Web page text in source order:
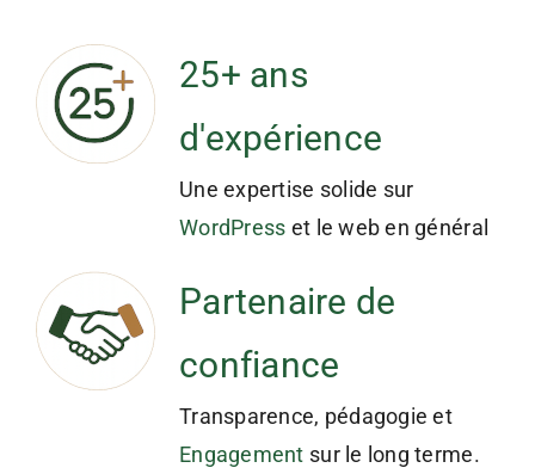
25+ ans
d'expérience
Une expertise solide sur
WordPress et le web en général
Partenaire de
confiance
Transparence, pédagogie et
Engagement sur le long terme.